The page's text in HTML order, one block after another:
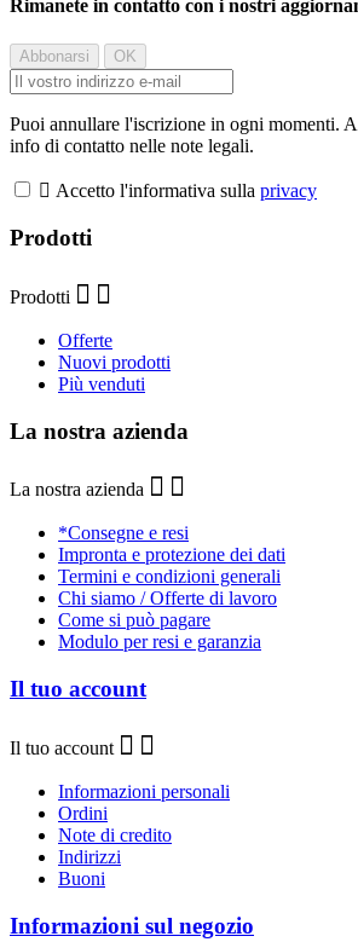
Rimanete in contatto con i nostri
Puoi annullare l'iscrizione in ogni momenti.
info di contatto nelle note legali.
 Accetto l'informativa sulla privacy
Prodotti
Prodotti
Offerte
Nuovi prodotti
Più venduti
La nostra azienda
La nostra azienda
*Consegne e resi
Impronta e protezione dei dati
Termini e condizioni generali
Chi siamo / Offerte di lavoro
Come si può pagare
Modulo per resi e garanzia
Il tuo account
Il tuo account
Informazioni personali
Ordini
Note di credito
Indirizzi
Buoni
Informazioni sul negozio